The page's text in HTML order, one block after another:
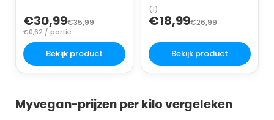
€30,99€35,99
€0,62 / portie
Bekijk product
(1)
€18,99€26,99
Bekijk product
Myvegan-prijzen per kilo vergeleken